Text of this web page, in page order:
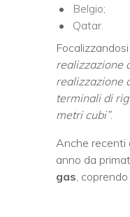
Belgio;
Qatar.
realizzazione
realizzazione
terminali di
metri cubi”.
Anche recenti
anno da
gas ,